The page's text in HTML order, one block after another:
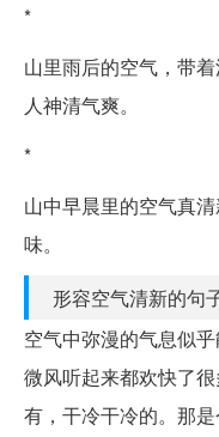
*
山里雨后的空气，带
人神清气爽。
*
山中早晨里的空气真
味。
形容空气清新的句
空气中弥漫的气息似
微风听起来都欢快了
有，干冷干冷的。那